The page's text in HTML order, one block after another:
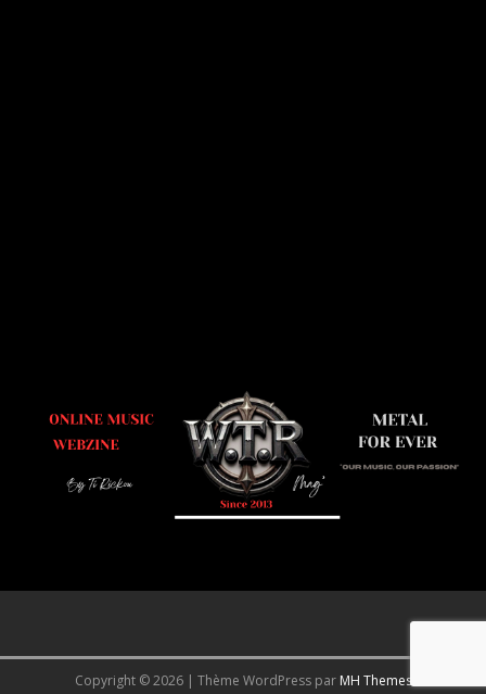
Copyright © 2026 | Thème WordPress par MH Themes